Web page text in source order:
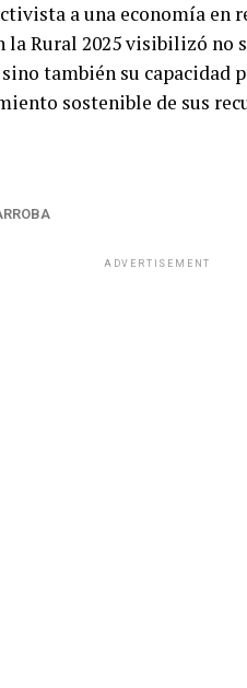
a una economía en
la Rural 2025 visibilizó
también su capacidad
sostenible de sus
ADVERTISEMENT